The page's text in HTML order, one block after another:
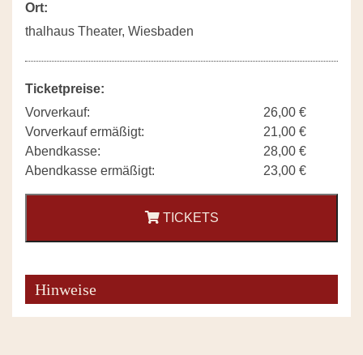
Ort:
thalhaus Theater, Wiesbaden
Ticketpreise:
Vorverkauf:
26,00 €
Vorverkauf ermäßigt:
21,00 €
Abendkasse:
28,00 €
Abendkasse ermäßigt:
23,00 €
TICKETS
Hinweise